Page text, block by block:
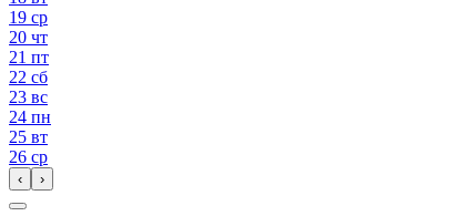
19 ср
20 чт
21 пт
22 сб
23 вс
24 пн
25 вт
26 ср
‹ ›